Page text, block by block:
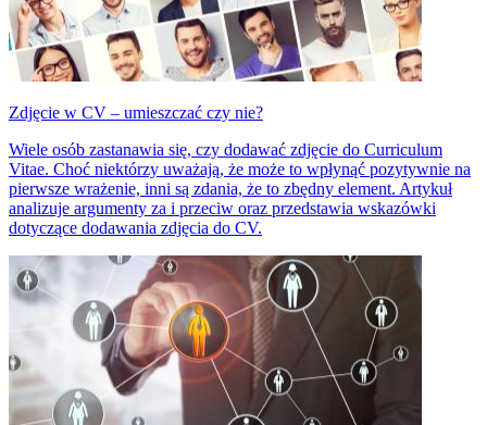
Zdjęcie w CV – umieszczać czy nie?
Wiele osób zastanawia się, czy dodawać zdjęcie do Curriculum
Vitae. Choć niektórzy uważają, że może to wpłynąć pozytywnie na
pierwsze wrażenie, inni są zdania, że to zbędny element. Artykuł
analizuje argumenty za i przeciw oraz przedstawia wskazówki
dotyczące dodawania zdjęcia do CV.